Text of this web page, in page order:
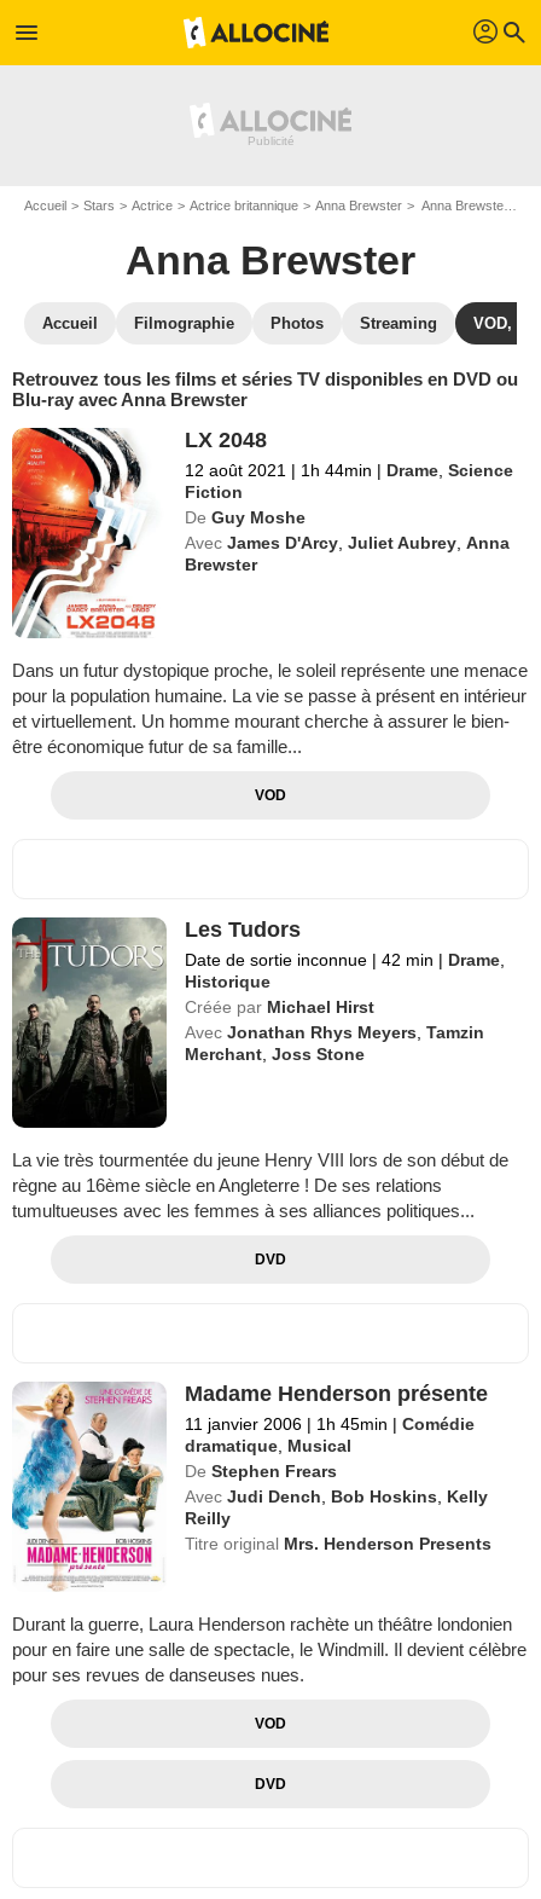
menu profil search
Accueil Stars Actrice Actrice britannique Anna Brewster Anna Brewster : ses Blu-Ray, DVD, VOD, SVOD
Anna Brewster
Accueil Filmographie Photos Streaming VOD,
Retrouvez tous les films et séries TV disponibles en DVD ou
Blu-ray avec Anna Brewster
LX 2048
12 août 2021 | 1h 44min | Drame ,Science
Fiction
De Guy Moshe
Avec James D'Arcy ,Juliet Aubrey ,Anna
Brewster
Dans un futur dystopique proche, le soleil représente une menace
pour la population humaine. La vie se passe à présent en intérieur
et virtuellement. Un homme mourant cherche à assurer le bien-
être économique futur de sa famille...
VOD
Les Tudors
Date de sortie inconnue | 42 min | Drame
Historique
Créée par Michael Hirst
Avec Jonathan Rhys Meyers ,Tamzin
Merchant ,Joss Stone
La vie très tourmentée du jeune Henry VIII lors de son début de
règne au 16ème siècle en Angleterre ! De ses relations
tumultueuses avec les femmes à ses alliances politiques...
DVD
Madame Henderson présente
11 janvier 2006 | 1h 45min | Comédie
dramatique Musical
De Stephen Frears
Avec Judi Dench Bob Hoskins
Kelly
Reilly
Titre original Mrs. Henderson Presents
Durant la guerre, Laura Henderson rachète un théâtre londonien
pour en faire une salle de spectacle, le Windmill. Il devient célèbre
pour ses revues de danseuses nues.
VOD
DVD